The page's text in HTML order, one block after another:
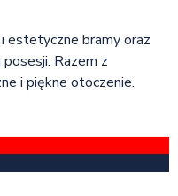
estetyczne bramy oraz
Razem z
i piękne otoczenie.